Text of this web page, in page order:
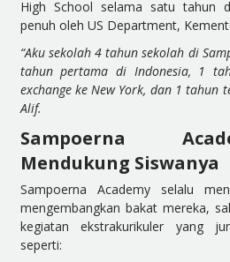
High School selama satu tahun
penuh oleh US Department,
“Aku sekolah 4 tahun sekolah di
tahun pertama di Indonesia, 1
exchange ke New York, dan 1 tahun
Alif.
Sampoerna
Mendukung Siswanya
Sampoerna Academy selalu
mengembangkan bakat mereka,
kegiatan ekstrakurikuler yang
seperti: